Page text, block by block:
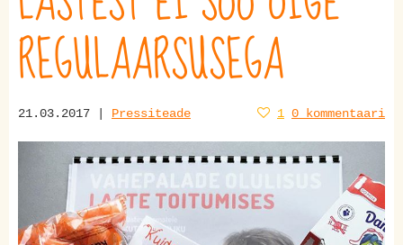
REGULAARSUSEGA
21.03.2017 | Pressiteade 1 0 kommentaari